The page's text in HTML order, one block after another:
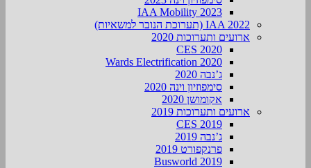
IAA Mobility 2023
IAA 2022 (תערוכת הנובר למשאיות)
ארועים ותערוכות 2020
CES 2020
Wards Electrification 2020
ג’נבה 2020
סימפוזיון וינה 2020
אקומושן 2020
ארועים ותערוכות 2019
CES 2019
ג’נבה 2019
פרנקפורט 2019
Busworld 2019